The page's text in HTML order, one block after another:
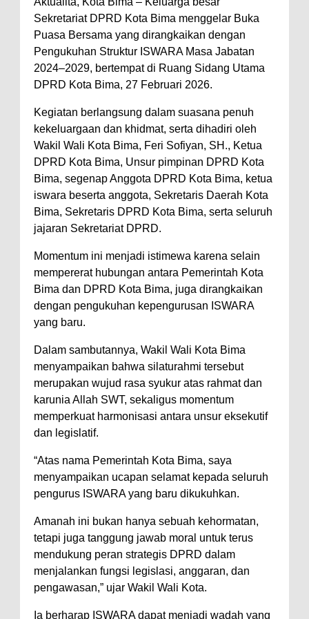
Perairan Sanggar
Perkuat Soliditas-Sinergi,
Kejari dan Kodim 1608
Inggris, Polres Bima Pererat
Silaturahmi dengan Masyarakat
Antusiasnya Warga dan Polisi
Nobar Bareng Laga Prancis vs
Spanyol di Mapolres Bima
Wali Kota Bima Tinjau Finalisasi
Pastikan Pemindahan Layanan
Berjalan Bertahap
"Polisi Peduli" Satsamapta
Atasi Krisis Air Bersih
Wali Kota Bima Tinjau Rumah
Warga Tidak Layak Huni di
Kelurahan Oi Mbo, Dorong
Wakil Wali Kota Bima
Konsultasikan Usulan Inpres
Jalan Daerah 2026 dan
Persiapan DAK 2027 ke BPJN
NTB
Wali Kota Tekankan Disiplin ASN
dan Penguatan Kolaborasi
Sekretariat DPRD Kota Bima menggelar Buka
Puasa Bersama yang dirangkaikan dengan
Pengukuhan Struktur ISWARA Masa Jabatan
2024–2029, bertempat di Ruang Sidang Utama
DPRD Kota Bima, 27 Februari 2026.
Kegiatan berlangsung dalam suasana penuh
kekeluargaan dan khidmat, serta dihadiri oleh
Wakil Wali Kota Bima, Feri Sofiyan, SH., Ketua
DPRD Kota Bima, Unsur pimpinan DPRD Kota
Bima, segenap Anggota DPRD Kota Bima, ketua
iswara beserta anggota, Sekretaris Daerah Kota
Bima, Sekretaris DPRD Kota Bima, serta seluruh
jajaran Sekretariat DPRD.
Momentum ini menjadi istimewa karena selain
mempererat hubungan antara Pemerintah Kota
Bima dan DPRD Kota Bima, juga dirangkaikan
dengan pengukuhan kepengurusan ISWARA
yang baru.
Dalam sambutannya, Wakil Wali Kota Bima
menyampaikan bahwa silaturahmi tersebut
merupakan wujud rasa syukur atas rahmat dan
karunia Allah SWT, sekaligus momentum
memperkuat harmonisasi antara unsur eksekutif
dan legislatif.
“Atas nama Pemerintah Kota Bima, saya
menyampaikan ucapan selamat kepada seluruh
pengurus ISWARA yang baru dikukuhkan.
Amanah ini bukan hanya sebuah kehormatan,
tetapi juga tanggung jawab moral untuk terus
mendukung peran strategis DPRD dalam
menjalankan fungsi legislasi, anggaran, dan
pengawasan,” ujar Wakil Wali Kota.
Ia berharap ISWARA dapat menjadi wadah yang